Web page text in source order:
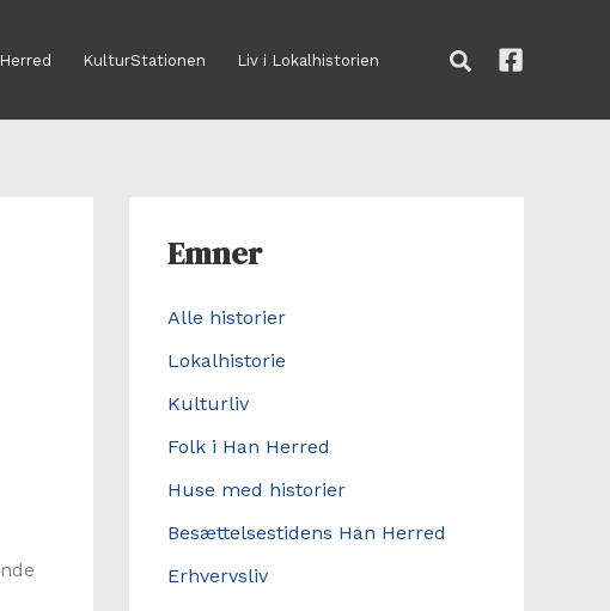
KulturStationen Liv i Lokalhistorien Søg
Emner
Alle historier
Lokalhistorie
Kulturliv
Folk i Han Herred
Huse med historier
Besættelsestidens Han Herred
Erhvervsliv